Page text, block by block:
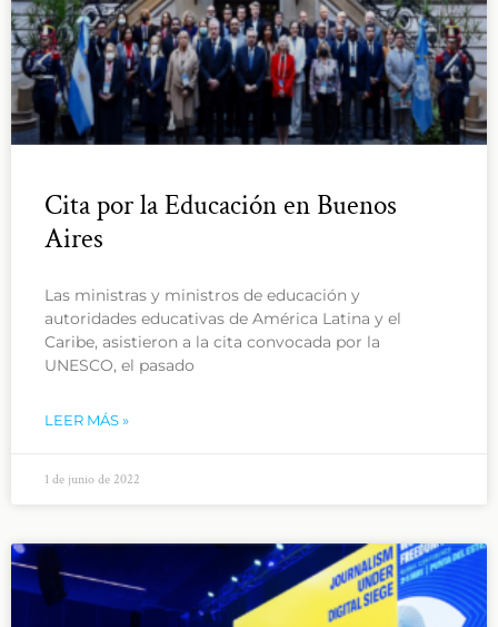
Cita por la Educación en Buenos
Aires
Las ministras y ministros de educación y
autoridades educativas de América Latina y el
Caribe, asistieron a la cita convocada por la
UNESCO, el pasado
LEER MÁS »
1 de junio de 2022